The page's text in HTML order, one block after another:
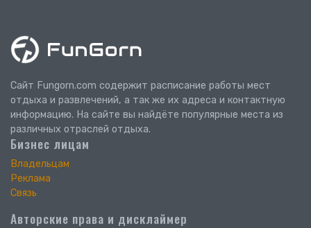
Сайт Fungorn.com содержит расписание работы мест
отдыха и развлечений, а так же их адреса и контактную
информацию. На сайте вы найдёте популярные места из
различных отраслей отдыха.
Бизнес лицам
Владельцам
Реклама
Связь
Авторские права и дисклаймер